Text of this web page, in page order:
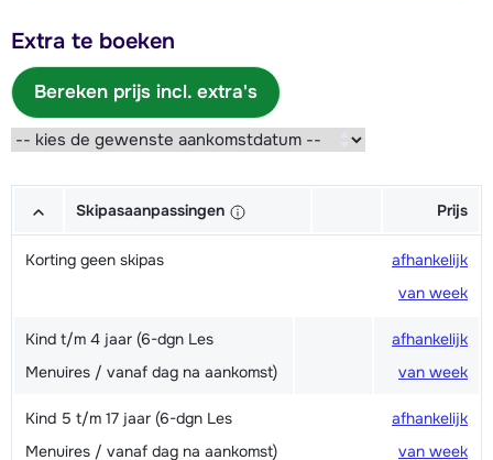
Extra te boeken
Bereken prijs incl. extra's
Skipasaanpassingen Prijs
Korting geen skipas
afhankelijk
van week
Kind t/m 4 jaar (6-dgn Les
Menuires / vanaf dag na aankomst)
afhankelijk
van week
Kind 5 t/m 17 jaar (6-dgn Les
Menuires / vanaf dag na aankomst)
afhankelijk
van week